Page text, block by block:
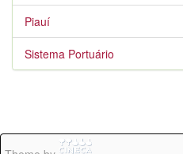
Piauí
Sistema Portuário